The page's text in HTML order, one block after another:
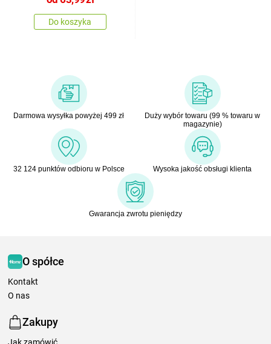
Do koszyka
Darmowa wysyłka powyżej 499 zł
Duży wybór towaru (99 % towaru w
magazynie)
32 124 punktów odbioru w Polsce Wysoka jakość obsługi klienta
Gwarancja zwrotu pieniędzy
O spółce
Kontakt
O nas
Zakupy